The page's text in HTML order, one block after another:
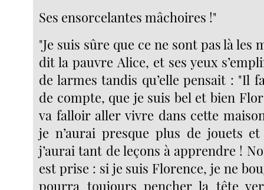
Ses ensorcelantes mâchoires !"
"Je suis sûre que ce ne sont pas là les
dit la pauvre Alice, et ses yeux
de larmes tandis qu’elle pensait : "Il
de compte, que je suis bel et bien
va falloir aller vivre dans cette
je n’aurai presque plus de jouets
j’aurai tant de leçons à apprendre !
est prise : si je suis Florence, je ne
pourra toujours pencher la tête